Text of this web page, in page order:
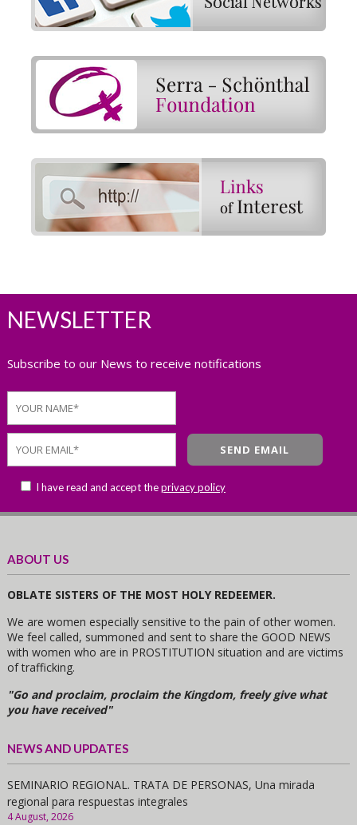
NEWSLETTER
Subscribe to our News to receive notifications
I have read and accept theprivacy policy
ABOUT US
OBLATE SISTERS OF THE MOST HOLY REDEEMER.
We are women especially sensitive to the pain of other women.
We feel called, summoned and sent to share the GOOD NEWS
with women who are in PROSTITUTION situation and are victims
of trafficking.
"Go and proclaim, proclaim the Kingdom, freely give what
you have received"
NEWS AND UPDATES
SEMINARIO REGIONAL. TRATA DE PERSONAS, Una mirada
regional para respuestas integrales
4 August, 2026